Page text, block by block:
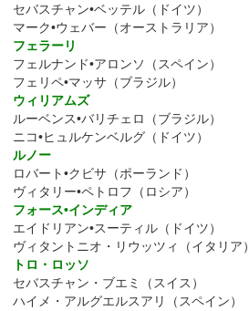
セバスチャン•ベッテル（ドイツ）
マーク•ウェバー（オーストラリア）
フェラーリ
フェルナンド•アロンソ（スペイン）
フェリペ•マッサ（ブラジル）
ウィリアムズ
ルーベンス•バリチェロ（ブラジル）
ニコ•ヒュルケンベルグ（ドイツ）
ルノー
ロバート•クビサ（ポーランド）
ヴィタリー•ペトロフ（ロシア）
フォース•インディア
エイドリアン•スーティル（ドイツ）
ヴィタントニオ・リウッツィ（イタリア）
トロ・ロッソ
セバスチャン・ブエミ（スイス）
ハイメ・アルグエルスアリ（スペイン）